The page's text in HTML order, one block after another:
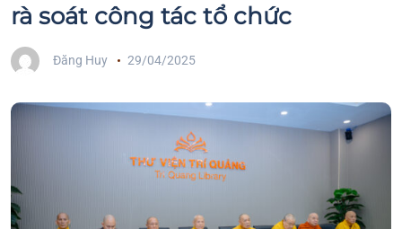
rà soát công tác tổ chức
Đăng Huy 29/04/2025